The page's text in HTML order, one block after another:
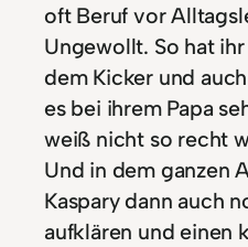
oft Beruf vor
Ungewollt. So hat
dem Kicker und
es bei ihrem Papa
weiß nicht so recht
Und in dem ganzen
Kaspary dann auch
aufklären und einen